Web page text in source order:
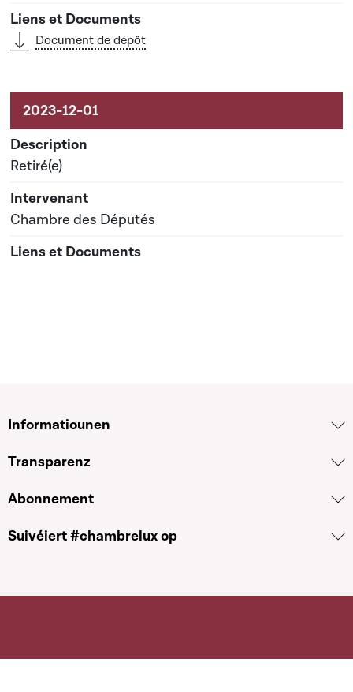
Document de dépôt
Retiré(e)
Chambre des Députés
Informatiounen
Transparenz
Abonnement
Suivéiert #chambrelux op